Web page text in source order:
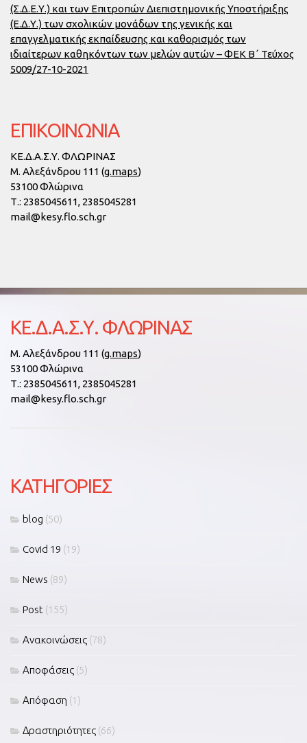
(Σ.Δ.Ε.Υ.) και των Επιτροπών Διεπιστημονικής Υποστήριξης
(Ε.Δ.Υ.) των σχολικών μονάδων της γενικής και
επαγγελματικής εκπαίδευσης και καθορισμός των
ιδιαίτερων καθηκόντων των μελών αυτών – ΦΕΚ Β΄ Τεύχος
5009/27-10-2021
ΕΠΙΚΟΙΝΩΝΙΑ
ΚΕ.Δ.Α.Σ.Υ. ΦΛΩΡΙΝΑΣ
Μ. Αλεξάνδρου 111 (g.maps)
53100 Φλώρινα
Τ.: 2385045611, 2385045281
mail@kesy.flo.sch.gr
ΚΕ.Δ.Α.Σ.Υ. ΦΛΏΡΙΝΑΣ
Μ. Αλεξάνδρου 111 (g.maps)
53100 Φλώρινα
Τ.: 2385045611, 2385045281
mail@kesy.flo.sch.gr
KΑΤΗΓΟΡΊΕΣ
blog (50)
Covid 19 (19)
News (89)
Post (155)
Ανακοινώσεις (78)
Αποφάσεις (5)
Απόφαση (1)
Δραστηριότητες (66)